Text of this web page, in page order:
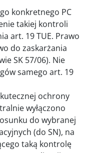
konkretnego PC
takiej kontroli
art. 19 TUE. Prawo
do zaskarżania
SK 57/06). Nie
samego art. 19
ochrony
wyłączono
do wybranej
(do SN), na
taką kontrolę